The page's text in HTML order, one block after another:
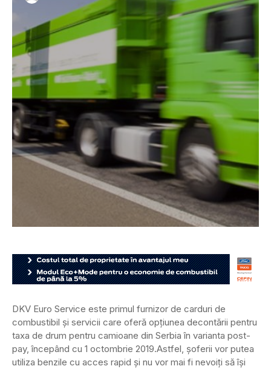
DKV Euro Service este primul furnizor de carduri de
combustibil și servicii care oferă opțiunea decontării pentru
taxa de drum pentru camioane din Serbia în varianta post-
pay, începând cu 1 octombrie 2019.Astfel, șoferii vor putea
utiliza benzile cu acces rapid și nu vor mai fi nevoiți să își